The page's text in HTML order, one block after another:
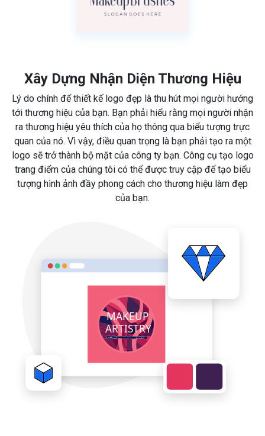
Xây Dựng Nhận Diện Thương Hiệu
Lý do chính để thiết kế logo đẹp là thu hút mọi người hướng
tới thương hiệu của bạn. Bạn phải hiểu rằng mọi người nhận
ra thương hiệu yêu thích của họ thông qua biểu tượng trực
quan của nó. Vì vậy, điều quan trọng là bạn phải tạo ra một
logo sẽ trở thành bộ mặt của công ty bạn. Công cụ tạo logo
trang điểm của chúng tôi có thể được truy cập để tạo biểu
tượng hình ảnh đầy phong cách cho thương hiệu làm đẹp
của bạn.